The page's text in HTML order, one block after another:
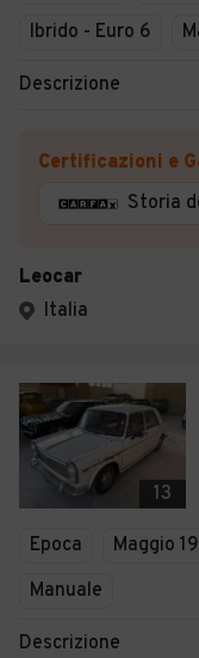
Ibrido - Euro 6
Descrizione
Certificazioni e
Storia
Leocar
Italia
13
Epoca Maggio
Manuale
Descrizione